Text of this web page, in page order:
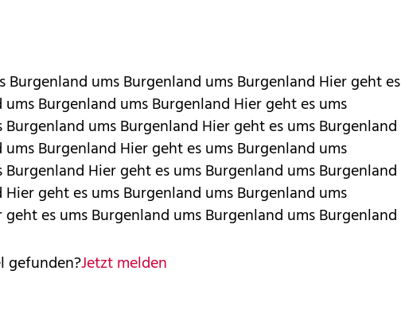
Burgenland ums Burgenland ums Burgenland Hier geht es
Burgenland ums Burgenland Hier geht es ums
ums Burgenland Hier geht es ums Burgenland
Burgenland Hier geht es ums Burgenland ums
Hier geht es ums Burgenland ums Burgenland
geht es ums Burgenland ums Burgenland ums
es ums Burgenland ums Burgenland ums Burgenland
gefunden?Jetzt melden